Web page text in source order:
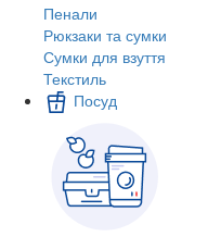
Пенали
Рюкзаки та сумки
Сумки для взуття
Текстиль
Посуд